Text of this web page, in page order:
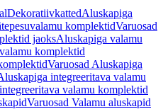
DekoratiivkattedAluskapiga
komplektidVaruosad
jaoksAluskapiga valamu
komplektid
Varuosad Aluskapiga
integreeritava valamu
valamu komplektid
Varuosad Valamu aluskapid